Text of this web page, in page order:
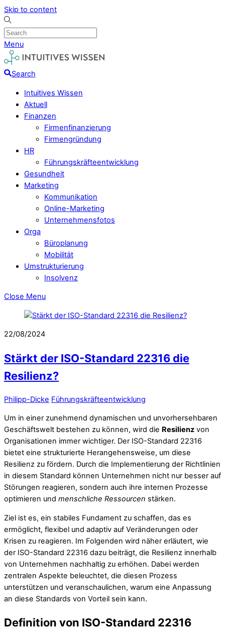
Skip to content
Menu
Search
Intuitives Wissen
Aktuell
Finanzen
Firmenfinanzierung
Firmengründung
HR
Führungskräfteentwicklung
Gesundheit
Marketing
Kommunikation
Online-Marketing
Unternehmensfotos
Orga
Büroplanung
Mobilität
Umstrukturierung
Insolvenz
Close Menu
22/08/2024
Stärkt der ISO-Standard 22316 die
Resilienz?
Philipp-Dicke Führungskräfteentwicklung
Um in einer zunehmend dynamischen und unvorhersehbaren
Geschäftswelt bestehen zu können, wird die Resilienz von
Organisationen immer wichtiger. Der ISO-Standard 22316
bietet eine strukturierte Herangehensweise, um diese
Resilienz zu fördern. Durch die Implementierung der Richtlinien
in diesem Standard können Unternehmen nicht nur besser auf
Störungen reagieren, sondern auch ihre internen Prozesse
optimieren und menschliche Ressourcen stärken.
Ziel ist es, ein stabiles Fundament zu schaffen, das es
ermöglicht, flexibel und adaptiv auf Veränderungen oder
Krisen zu reagieren. Im Folgenden wird näher erläutert, wie
der ISO-Standard 22316 dazu beiträgt, die Resilienz innerhalb
von Unternehmen nachhaltig zu erhöhen. Dabei werden
zentralen Aspekte beleuchtet, die diesen Prozess
unterstützen und veranschaulichen, warum eine Anpassung
an diese Standards von Vorteil sein kann.
Definition von ISO-Standard 22316